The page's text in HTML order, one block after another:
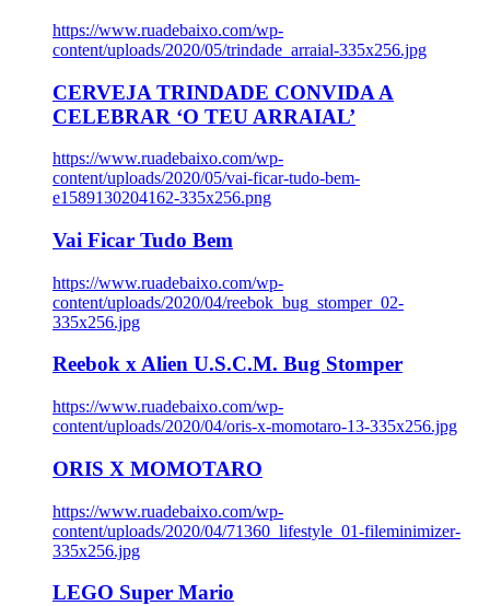
https://www.ruadebaixo.com/wp-
content/uploads/2020/05/trindade_arraial-335x256.jpg
CERVEJA TRINDADE CONVIDA A
CELEBRAR ‘O TEU ARRAIAL’
https://www.ruadebaixo.com/wp-
content/uploads/2020/05/vai-ficar-tudo-bem-
e1589130204162-335x256.png
Vai Ficar Tudo Bem
https://www.ruadebaixo.com/wp-
content/uploads/2020/04/reebok_bug_stomper_02-
335x256.jpg
Reebok x Alien U.S.C.M. Bug Stomper
https://www.ruadebaixo.com/wp-
content/uploads/2020/04/oris-x-momotaro-13-335x256.jpg
ORIS X MOMOTARO
https://www.ruadebaixo.com/wp-
content/uploads/2020/04/71360_lifestyle_01-fileminimizer-
335x256.jpg
LEGO Super Mario